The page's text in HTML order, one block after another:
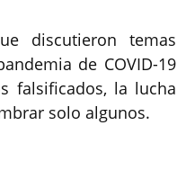
discutieron temas
de COVID-19
falsificados, la lucha
solo algunos.